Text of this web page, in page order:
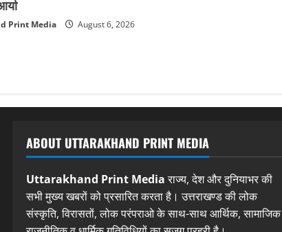
Print Media August 6, 2026
ABOUT UTTARAKHAND PRINT MEDIA
Uttarakhand Print Mediaराज्य, देश और दुनियाभर की
सभी मुख्य खबरों को प्रसारित करता है। उत्तराखण्ड की लोक
संस्कृति, विरासतों, लोक परंपराओ के साथ-साथ आर्थिक, सामाजिक